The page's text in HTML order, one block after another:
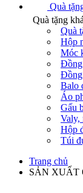
Quà
Quà tặng
Quà
Hộp
Móc
Đồng
Đồng
Balo
Áo
Gấu
Valy,
Hộp
Túi
Trang chủ
SẢN XUẤT